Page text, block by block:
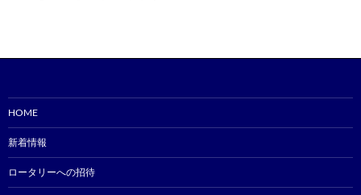
HOME
新着情報
ロータリーへの招待